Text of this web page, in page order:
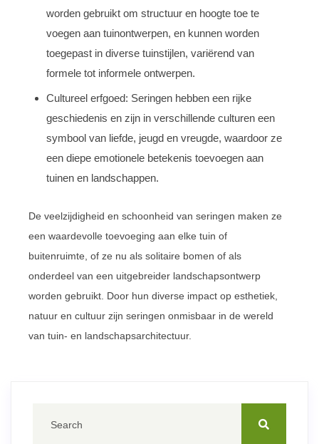
worden gebruikt om structuur en hoogte toe te
voegen aan tuinontwerpen, en kunnen worden
toegepast in diverse tuinstijlen, variërend van
formele tot informele ontwerpen.
Cultureel erfgoed: Seringen hebben een rijke
geschiedenis en zijn in verschillende culturen een
symbool van liefde, jeugd en vreugde, waardoor ze
een diepe emotionele betekenis toevoegen aan
tuinen en landschappen.
De veelzijdigheid en schoonheid van seringen maken ze
een waardevolle toevoeging aan elke tuin of
buitenruimte, of ze nu als solitaire bomen of als
onderdeel van een uitgebreider landschapsontwerp
worden gebruikt. Door hun diverse impact op esthetiek,
natuur en cultuur zijn seringen onmisbaar in de wereld
van tuin- en landschapsarchitectuur.